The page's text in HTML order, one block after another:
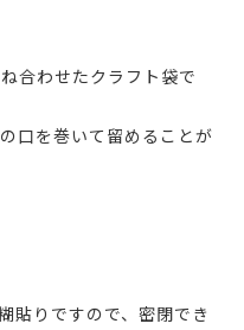
合わせたクラフト袋で
口を巻いて留めることが
りですので、密閉でき